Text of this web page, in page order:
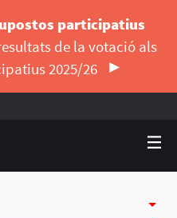
participatius
de la votació als
2025/26